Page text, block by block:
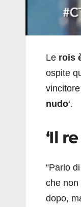
Le rois
ospite
nudo‘.
‘Il
“Parlo
che non
dopo,